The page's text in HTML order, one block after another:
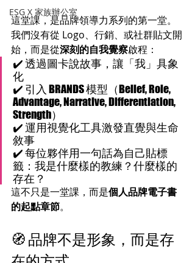
ESG X 家族辦公室
這堂課，是品牌領導力系列的第一堂。
我們沒有從 Logo、行銷、或社群貼文開
始，而是從深刻的自我覺察啟程：
✔️ 透過圖卡說故事，讓「我」具象
化
✔️ 引入 BRANDS 模型（Belief, Role,
Advantage, Narrative, Differentiation,
Strength）
✔️ 運用視覺化工具激發直覺與生命
敘事
✔️ 每位夥伴用一句話為自己貼標
籤：我是什麼樣的教練？什麼樣的
存在？
這不只是一堂課，而是個人品牌電子書
的起點章節。
🧭 品牌不是形象，而是存